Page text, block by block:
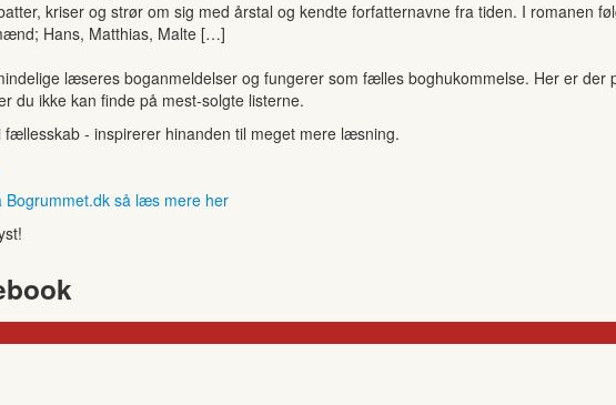
kriser og strør om sig med årstal og kendte forfatternavne fra tiden. I romanen
Hans, Matthias, Malte […]
læseres boganmeldelser og fungerer som fælles boghukommelse. Her er der
du ikke kan finde på mest-solgte listerne.
fællesskab - inspirerer hinanden til meget mere læsning.
Bogrummet.dk så læs mere her